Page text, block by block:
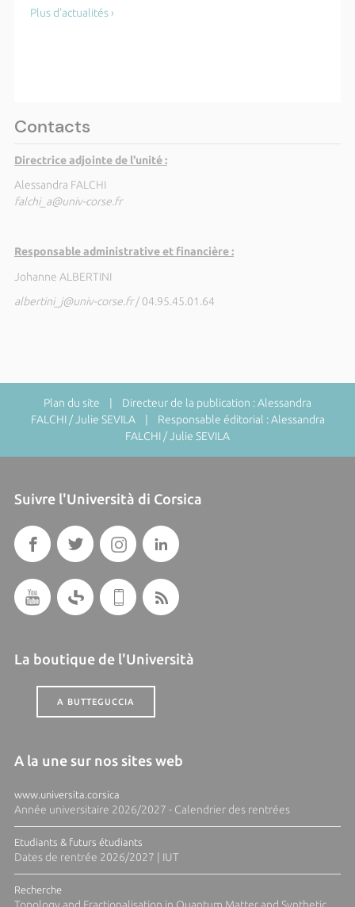
Plus d'actualités ›
Contacts
Directrice adjointe de l'unité :
Alessandra FALCHI
falchi_a@univ-corse.fr
Responsable administrative et financière :
Johanne ALBERTINI
albertini_j@univ-corse.fr/ 04.95.45.01.64
Plan du site | Directeur de la publication : Alessandra
FALCHI / Julie SEVILA | Responsable éditorial : Alessandra
FALCHI / Julie SEVILA
Suivre l'Università di Corsica
La boutique de l'Università
A BUTTEGUCCIA
A la une sur nos sites web
www.universita.corsica
Année universitaire 2026/2027 - Calendrier des rentrées
Etudiants & futurs étudiants
Dates de rentrée 2026/2027 | IUT
Recherche
Topology and Fractionalisation in Quantum Matter and Synthetic